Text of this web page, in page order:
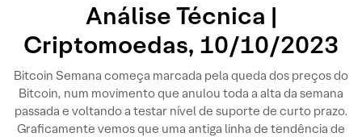
Análise Técnica |
Criptomoedas, 10/10/2023
Bitcoin Semana começa marcada pela queda dos preços do
Bitcoin, num movimento que anulou toda a alta da semana
passada e voltando a testar nível de suporte de curto prazo.
Graficamente vemos que uma antiga linha de tendência de